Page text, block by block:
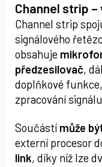
Channel strip
Channel strip
signálového
obsahuje
předzesilovač,
doplňkové
zpracování
Součástí může
externí procesor
link, díky níž lze